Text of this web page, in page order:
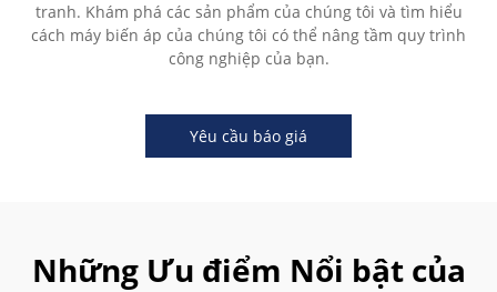
tranh. Khám phá các sản phẩm của chúng tôi và tìm hiểu
cách máy biến áp của chúng tôi có thể nâng tầm quy trình
công nghiệp của bạn.
Yêu cầu báo giá
Những Ưu điểm Nổi bật của